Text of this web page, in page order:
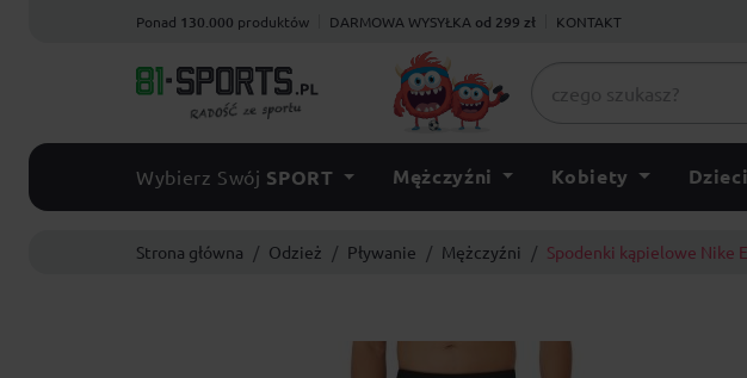
Ponad 130.000 produktów DARMOWA WYSYŁKA od 299 zł KONTAKT
Wybierz Swój SPORT Mężczyźni Kobiety Dzieci
Strona główna Odzież Pływanie Mężczyźni Spodenki kąpielowe Nike